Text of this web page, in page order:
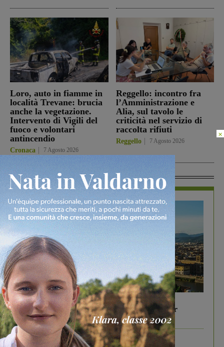
Loro, auto in fiamme in
località Trevane: brucia
anche la vegetazione.
Intervento di Vigili del
fuoco e volontari
antincendio
Cronaca 7 Agosto 2026
Reggello: incontro fra
l’Amministrazione e
Alia, sul tavolo le
criticità nel servizio di
raccolta rifiuti
Reggello 7 Agosto 2026
In Vetrina
In vetrina 6 Agosto 2026
Gita di famiglia a Firenze: 5 idee per far
divertire i tuoi figli
×